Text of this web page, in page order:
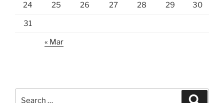
24 25 26 27 28 29 30
31
« Mar